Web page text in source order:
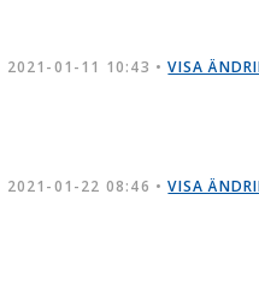
2021-01-11 10:43 •VISA
2021-01-22 08:46 •VISA